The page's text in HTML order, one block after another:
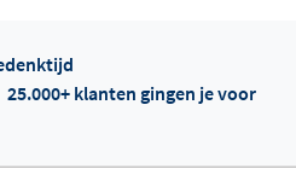
25.000+ klanten gingen je voor